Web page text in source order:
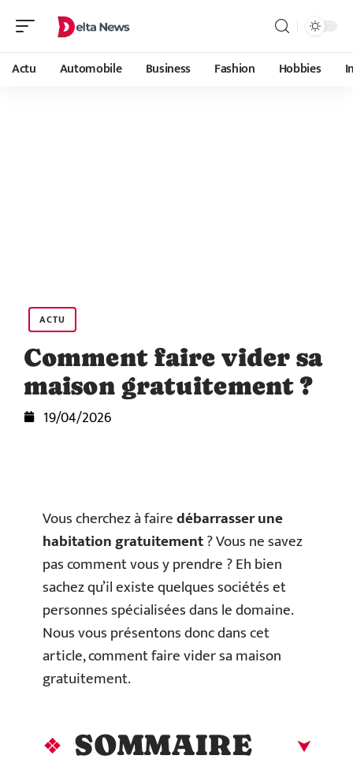
Actu Automobile Business Fashion Hobbies
ACTU
Comment faire vider sa
maison gratuitement ?
19/04/2026
Vous cherchez à fairedébarrasser une
habitation gratuitement? Vous ne savez
pas comment vous y prendre ? Eh bien
sachez qu’il existe quelques sociétés et
personnes spécialisées dans le domaine.
Nous vous présentons donc dans cet
article, comment faire vider sa maison
gratuitement.
SOMMAIRE